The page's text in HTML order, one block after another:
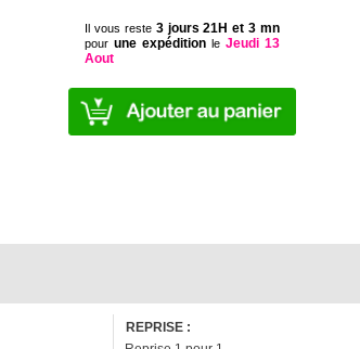
Il vous reste 3 jours 21H et 3 mn
pour une expédition le Jeudi 13
Aout
REPRISE :